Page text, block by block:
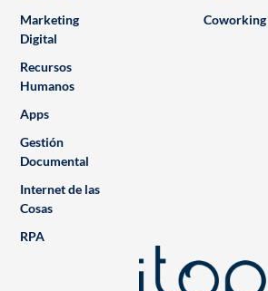
Marketing
Digital
Recursos
Humanos
Apps
Gestión
Documental
Internet de las
Cosas
RPA
Coworking